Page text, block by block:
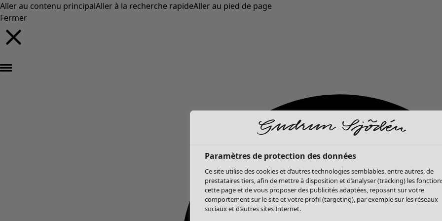
Aller au contenu principalAller à la recherche rapideAller au pied de page
Fermer
Paramètres de protection des données
Ce site utilise des cookies et d’autres technologies semblables, entre autres, de
prestataires tiers, afin de mettre à disposition et d’analyser (tracking) les
cette page et de vous proposer des publicités adaptées, reposant sur votre
comportement sur le site et votre profil (targeting), par exemple sur les réseaux
sociaux et d’autres sites Internet.